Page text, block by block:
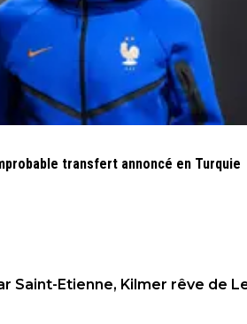
transfert annoncé en Turquie
Saint-Etienne, Kilmer rêve de